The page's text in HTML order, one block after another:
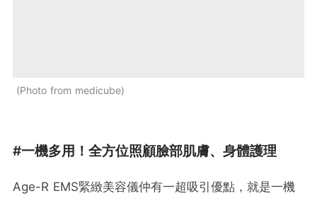
Photo from medicube
#一機多用！全方位照顧臉部肌膚、身體護理
Age-R EMS緊緻美容儀仲有一超吸引優點，就是一機